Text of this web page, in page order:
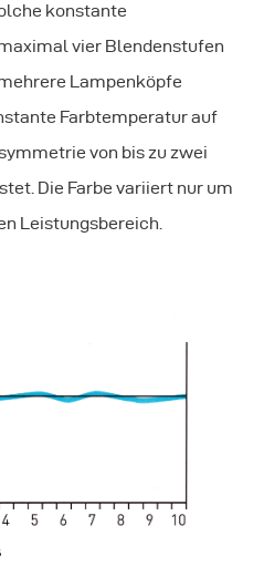
konstante
vier Blendenstufen
Lampenköpfe
Farbtemperatur auf
von bis zu zwei
Die Farbe variiert nur um
Leistungsbereich.